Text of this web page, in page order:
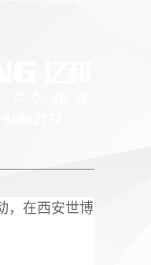
，在西安世博